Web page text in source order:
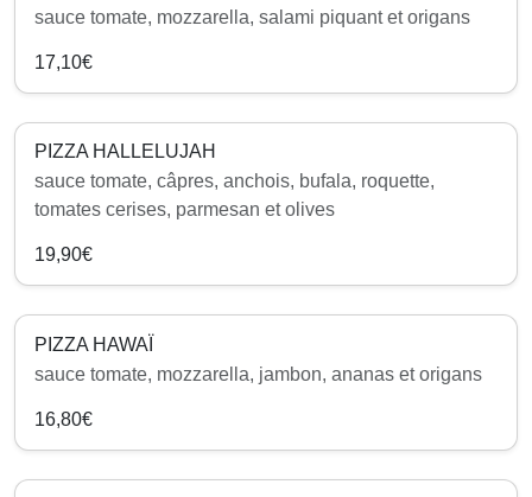
sauce tomate, mozzarella, salami piquant et origans
17,10€
PIZZA HALLELUJAH
sauce tomate, câpres, anchois, bufala, roquette,
tomates cerises, parmesan et olives
19,90€
PIZZA HAWAÏ
sauce tomate, mozzarella, jambon, ananas et origans
16,80€